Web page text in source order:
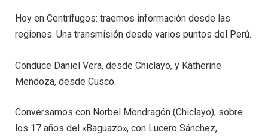
Hoy en Centrífugos: traemos información desde las
regiones. Una transmisión desde varios puntos del Perú.
Conduce Daniel Vera, desde Chiclayo, y Katherine
Mendoza, desde Cusco.
Conversamos con Norbel Mondragón (Chiclayo), sobre
los 17 años del «Baguazo», con Lucero Sánchez,